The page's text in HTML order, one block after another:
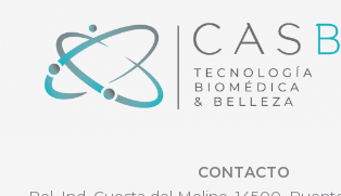
CONTACTO